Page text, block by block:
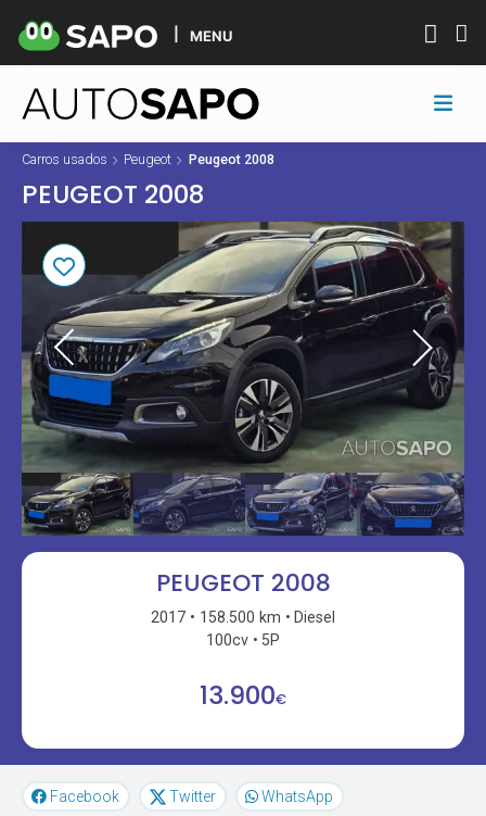
MENU
Carros usados Peugeot Peugeot 2008
PEUGEOT 2008
PEUGEOT 2008
2017 158.500 km
Diesel
100cv
5P
13.900€
Facebook Twitter WhatsApp